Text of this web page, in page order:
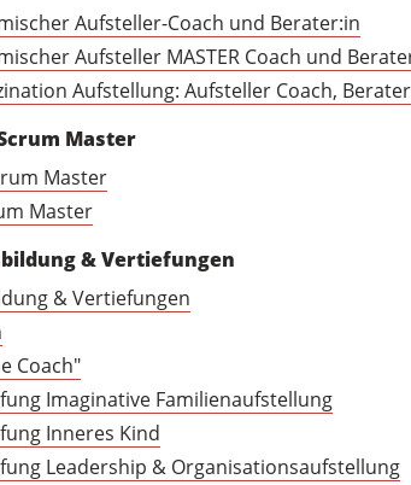
Aufsteller-Coach und Berater:in
Aufsteller MASTER Coach und
Aufstellung: Aufsteller Coach, Berater
Master
Master
Master
& Vertiefungen
& Vertiefungen
Coach"
Imaginative Familienaufstellung
Inneres Kind
Leadership & Organisationsaufstellung